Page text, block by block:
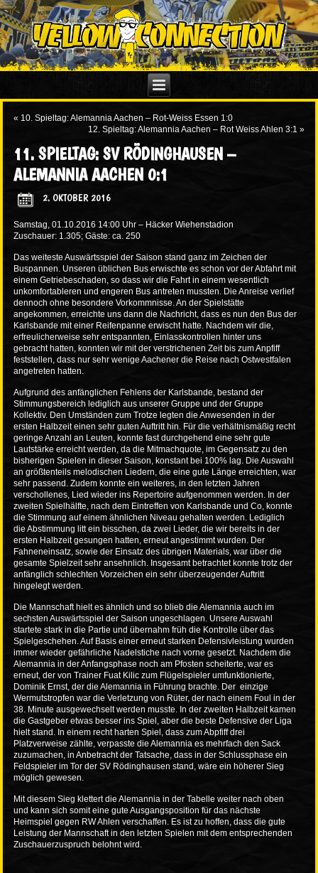
« 10. Spieltag: Alemannia Aachen – Rot-Weiss Essen 1:0
12. Spieltag: Alemannia Aachen – Rot Weiss Ahlen 3:1 »
11. SPIELTAG: SV RÖDINGHAUSEN –
ALEMANNIA AACHEN 0:1
2. OKTOBER 2016
Samstag, 01.10.2016 14:00 Uhr – Häcker Wiehenstadion
Zuschauer: 1.305; Gäste: ca. 250
Das weiteste Auswärtsspiel der Saison stand ganz im Zeichen der
Buspannen. Unseren üblichen Bus erwischte es schon vor der Abfahrt mit
einem Getriebeschaden, so dass wir die Fahrt in einem wesentlich
unkomfortableren und engeren Bus antreten mussten. Die Anreise verlief
dennoch ohne besondere Vorkommnisse. An der Spielstätte
angekommen, erreichte uns dann die Nachricht, dass es nun den Bus der
Karlsbande mit einer Reifenpanne erwischt hatte. Nachdem wir die,
erfreulicherweise sehr entspannten, Einlasskontrollen hinter uns
gebracht hatten, konnten wir mit der verstrichenen Zeit bis zum Anpfiff
feststellen, dass nur sehr wenige Aachener die Reise nach Ostwestfalen
angetreten hatten.
Aufgrund des anfänglichen Fehlens der Karlsbande, bestand der
Stimmungsbereich lediglich aus unserer Gruppe und der Gruppe
Kollektiv. Den Umständen zum Trotze legten die Anwesenden in der
ersten Halbzeit einen sehr guten Auftritt hin. Für die verhältnismäßig recht
geringe Anzahl an Leuten, konnte fast durchgehend eine sehr gute
Lautstärke erreicht werden, da die Mitmachquote, im Gegensatz zu den
bisherigen Spielen in dieser Saison, konstant bei 100% lag. Die Auswahl
an größtenteils melodischen Liedern, die eine gute Länge erreichten, war
sehr passend. Zudem konnte ein weiteres, in den letzten Jahren
verschollenes, Lied wieder ins Repertoire aufgenommen werden. In der
zweiten Spielhälfte, nach dem Eintreffen von Karlsbande und Co, konnte
die Stimmung auf einem ähnlichen Niveau gehalten werden. Lediglich
die Abstimmung litt ein bisschen, da zwei Lieder, die wir bereits in der
ersten Halbzeit gesungen hatten, erneut angestimmt wurden. Der
Fahneneinsatz, sowie der Einsatz des übrigen Materials, war über die
gesamte Spielzeit sehr ansehnlich. Insgesamt betrachtet konnte trotz der
anfänglich schlechten Vorzeichen ein sehr überzeugender Auftritt
hingelegt werden.
Die Mannschaft hielt es ähnlich und so blieb die Alemannia auch im
sechsten Auswärtsspiel der Saison ungeschlagen. Unsere Auswahl
startete stark in die Partie und übernahm früh die Kontrolle über das
Spielgeschehen. Auf Basis einer erneut starken Defensivleistung wurden
immer wieder gefährliche Nadelstiche nach vorne gesetzt. Nachdem die
Alemannia in der Anfangsphase noch am Pfosten scheiterte, war es
erneut, der von Trainer Fuat Kilic zum Flügelspieler umfunktionierte,
Dominik Ernst, der die Alemannia in Führung brachte. Der einzige
Wermutstropfen war die Verletzung von Rüter, der nach einem Foul in der
38. Minute ausgewechselt werden musste. In der zweiten Halbzeit kamen
die Gastgeber etwas besser ins Spiel, aber die beste Defensive der Liga
hielt stand. In einem recht harten Spiel, dass zum Abpfiff drei
Platzverweise zählte, verpasste die Alemannia es mehrfach den Sack
zuzumachen, in Anbetracht der Tatsache, dass in der Schlussphase ein
Feldspieler im Tor der SV Rödinghausen stand, wäre ein höherer Sieg
möglich gewesen.
Mit diesem Sieg klettert die Alemannia in der Tabelle weiter nach oben
und kann sich somit eine gute Ausgangsposition für das nächste
Heimspiel gegen RW Ahlen verschaffen. Es ist zu hoffen, dass die gute
Leistung der Mannschaft in den letzten Spielen mit dem entsprechenden
Zuschauerzuspruch belohnt wird.